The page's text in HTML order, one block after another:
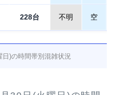
228台 不明 空
)の時間帯別混雑状況